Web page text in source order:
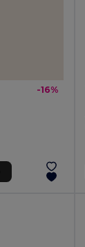
-16%